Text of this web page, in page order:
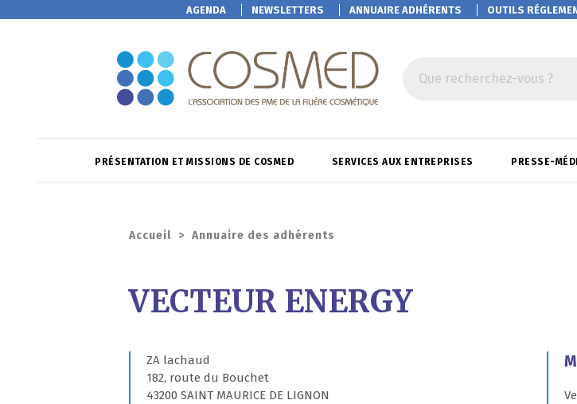
AGENDA NEWSLETTERS ANNUAIRE ADHÉRENTS OUTILS
Que recherchez-vous ?
PRÉSENTATION ET MISSIONS DE COSMED SERVICES AUX ENTREPRISES PRESSE-
Accueil > Annuaire des adhérents
VECTEUR ENERGY
ZA lachaud
182, route du Bouchet
43200 SAINT MAURICE DE LIGNON